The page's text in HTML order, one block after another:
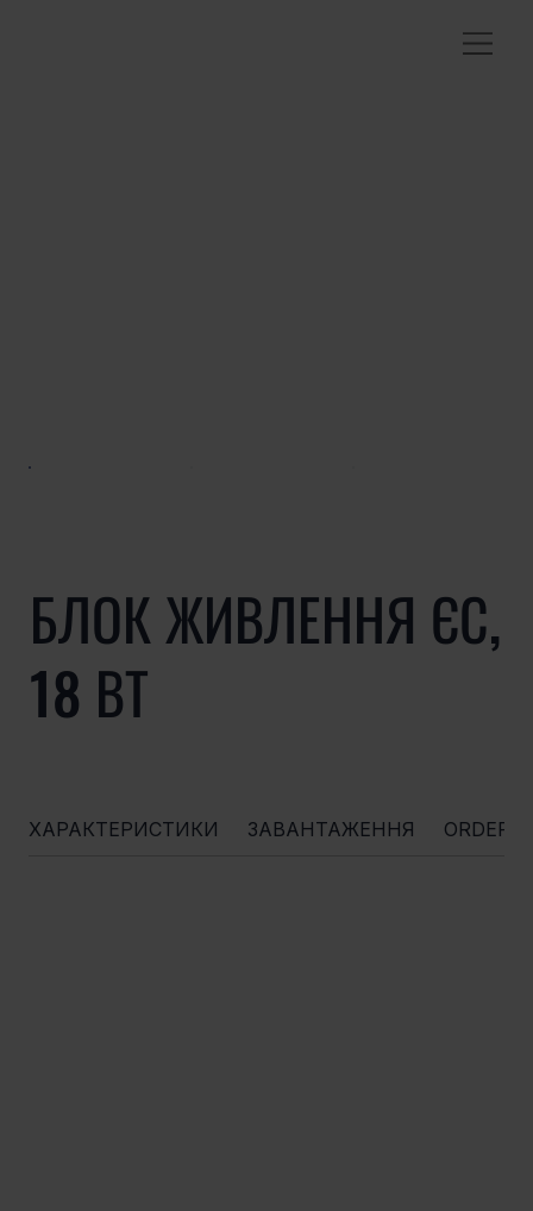
БЛОК ЖИВЛЕННЯ ЄС,
18 ВТ
ХАРАКТЕРИСТИКИ ЗАВАНТАЖЕННЯ